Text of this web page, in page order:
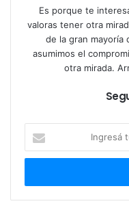
un pronóstico muy
El tipo decáncer
Argentina es la
que
del sistema
tejido blando, entre
¿CUÁLES SON LOS
Dependen del tipo
Es porque te
valoras tener otra
de la gran mayoría
asumimos el
otra mirada.
correo